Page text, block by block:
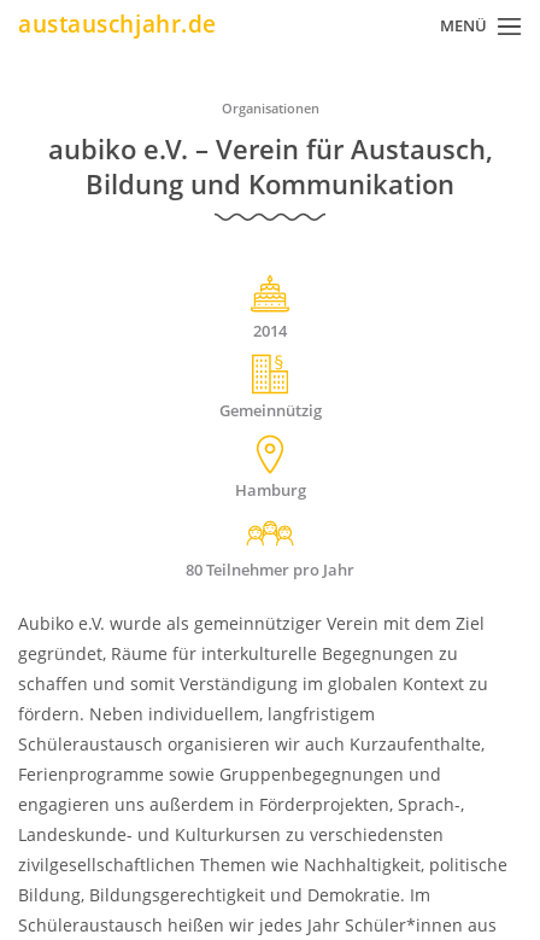
Direkt
austauschjahr.de MENÜ
Organisationen
aubiko e.V. – Verein für Austausch,
Bildung und Kommunikation
2014
Gemeinnützig
Hamburg
80 Teilnehmer pro Jahr
Aubiko e.V. wurde als gemeinnütziger Verein mit dem Ziel
gegründet, Räume für interkulturelle Begegnungen zu
schaffen und somit Verständigung im globalen Kontext zu
fördern. Neben individuellem, langfristigem
Schüleraustausch organisieren wir auch Kurzaufenthalte,
Ferienprogramme sowie Gruppenbegegnungen und
engagieren uns außerdem in Förderprojekten, Sprach-,
Landeskunde- und Kulturkursen zu verschiedensten
zivilgesellschaftlichen Themen wie Nachhaltigkeit, politische
Bildung, Bildungsgerechtigkeit und Demokratie. Im
Schüleraustausch heißen wir jedes Jahr Schüler*innen aus